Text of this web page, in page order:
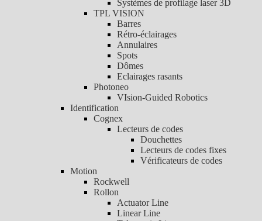
Systèmes de profilage laser 3D
TPL VISION
Barres
Rétro-éclairages
Annulaires
Spots
Dômes
Eclairages rasants
Photoneo
VIsion-Guided Robotics
Identification
Cognex
Lecteurs de codes
Douchettes
Lecteurs de codes fixes
Vérificateurs de codes
Motion
Rockwell
Rollon
Actuator Line
Linear Line